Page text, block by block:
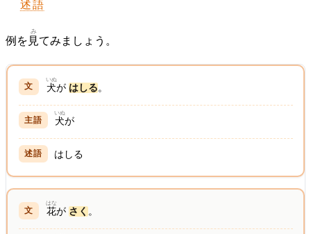
述語
例を 見
み
てみましょう。
犬
いぬ
が はしる 。
犬
いぬ
が
はしる
花
はな
が さく 。